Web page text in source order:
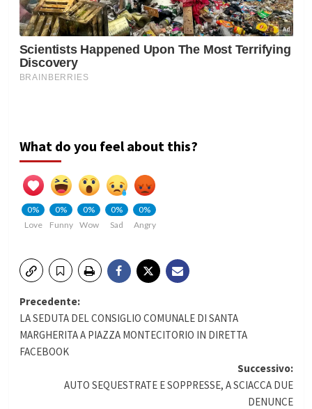
What do you feel about this?
0%
Love
0%
Funny
0%
Wow
0%
Sad
0%
Angry
Navigazione
articolo
Precedente:
LA SEDUTA DEL CONSIGLIO COMUNALE DI SANTA
MARGHERITA A PIAZZA MONTECITORIO IN DIRETTA
FACEBOOK
Successivo:
AUTO SEQUESTRATE E SOPPRESSE, A SCIACCA DUE
DENUNCE